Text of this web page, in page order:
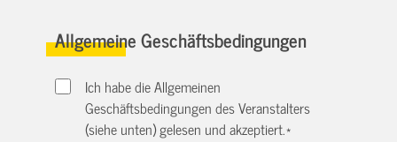
Allgemeine Geschäftsbedingungen
Ich habe die Allgemeinen
Geschäftsbedingungen des Veranstalters
(siehe unten) gelesen und akzeptiert.*